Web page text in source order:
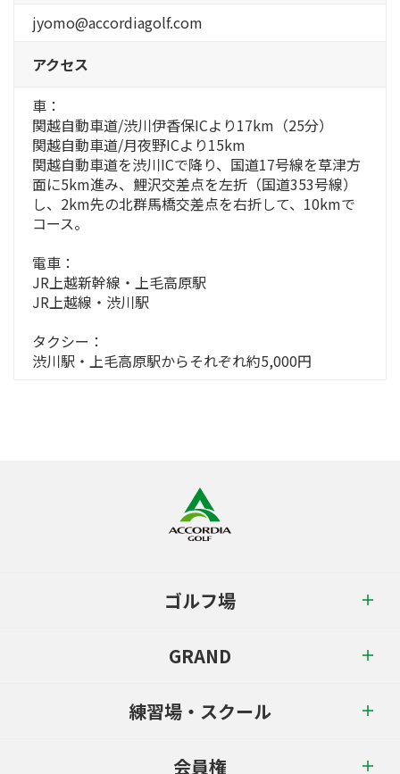
jyomo@accordiagolf.com
アクセス
車：
関越自動車道/渋川伊香保ICより17km（25分）
関越自動車道/月夜野ICより15km
関越自動車道を渋川ICで降り、国道17号線を草津方
面に5km進み、鯉沢交差点を左折（国道353号線）
し、2km先の北群馬橋交差点を右折して、10kmで
コース。
電車：
JR上越新幹線・上毛高原駅
JR上越線・渋川駅
タクシー：
渋川駅・上毛高原駅からそれぞれ約5,000円
ゴルフ場
GRAND
練習場・スクール
会員権